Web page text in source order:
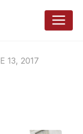
13, 2017